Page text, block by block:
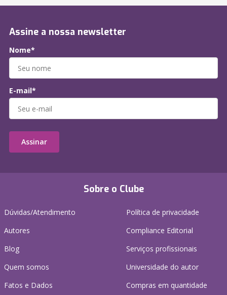
Sobre o Clube
Dúvidas/Atendimento
Autores
Blog
Quem somos
Fatos e Dados
Política de privacidade
Compliance Editorial
Serviços profissionais
Universidade do autor
Compras em quantidade
Assine a nossa newsletter
Nome*
E-mail*
Assinar